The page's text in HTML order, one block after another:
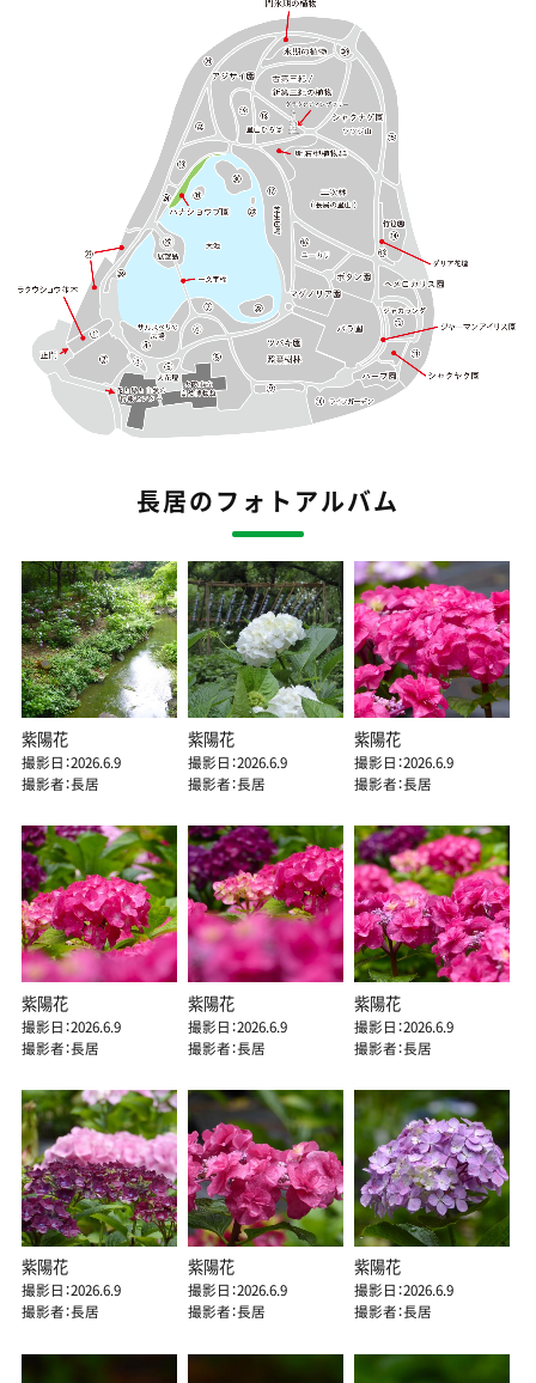
長居のフォトアルバム
紫陽花
撮影日：2026.6.9
撮影者：長居
紫陽花
撮影日：2026.6.9
撮影者：長居
紫陽花
撮影日：2026.6.9
撮影者：長居
紫陽花
撮影日：2026.6.9
撮影者：長居
紫陽花
撮影日：2026.6.9
撮影者：長居
紫陽花
撮影日：2026.6.9
撮影者：長居
紫陽花
撮影日：2026.6.9
撮影者：長居
紫陽花
撮影日：2026.6.9
撮影者：長居
紫陽花
撮影日：2026.6.9
撮影者：長居